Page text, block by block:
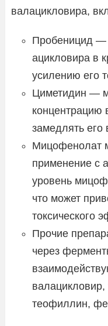
валацикловира,
Пробеницид —
ацикловира в
усилению его
Циметидин —
концентрацию
замедлять его
Мицофенолат
применение с
уровень
что может
токсического
Прочие
через
валацикловир,
теофиллин,